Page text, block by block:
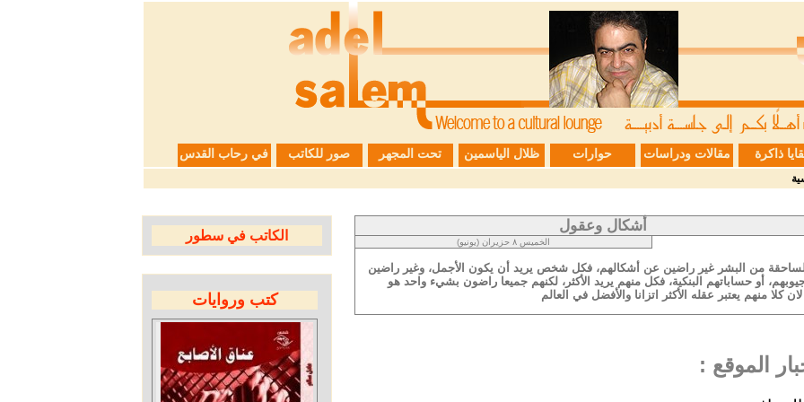
ذاكرة مقالات ودراسات حوارات ظلال الياسمين تحت المجهر صور للكاتب في رحاب القدس
الكاتب في سطور
كتب وروايات
أشكال وعقول
الخميس ٨ حزيران (يونيو)
الساحقة من البشر غير راضين عن أشكالهم، فكل شخص يريد أن يكون الأجمل، وغير راضين
أو حساباتهم البنكية، فكل منهم يريد الأكثر، لكنهم جميعا راضون بشيء واحد هو
كلا منهم يعتبر عقله الأكثر اتزانا والأفضل في العالم
الموقع :